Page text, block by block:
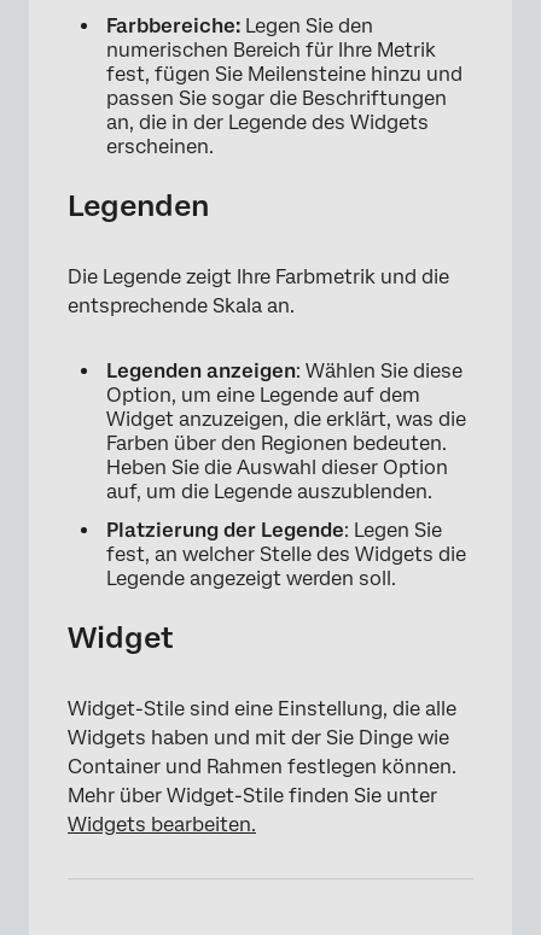
Farbbereiche: Legen Sie den
numerischen Bereich für Ihre Metrik
fest, fügen Sie Meilensteine hinzu und
passen Sie sogar die Beschriftungen
an, die in der Legende des Widgets
erscheinen.
Legenden
Die Legende zeigt Ihre Farbmetrik und die
entsprechende Skala an.
Legenden anzeigen: Wählen Sie diese
Option, um eine Legende auf dem
Widget anzuzeigen, die erklärt, was die
Farben über den Regionen bedeuten.
Heben Sie die Auswahl dieser Option
auf, um die Legende auszublenden.
Platzierung der Legende: Legen Sie
fest, an welcher Stelle des Widgets die
Legende angezeigt werden soll.
Widget
Widget-Stile sind eine Einstellung, die alle
Widgets haben und mit der Sie Dinge wie
Container und Rahmen festlegen können.
Mehr über Widget-Stile finden Sie unter
Widgets bearbeiten.